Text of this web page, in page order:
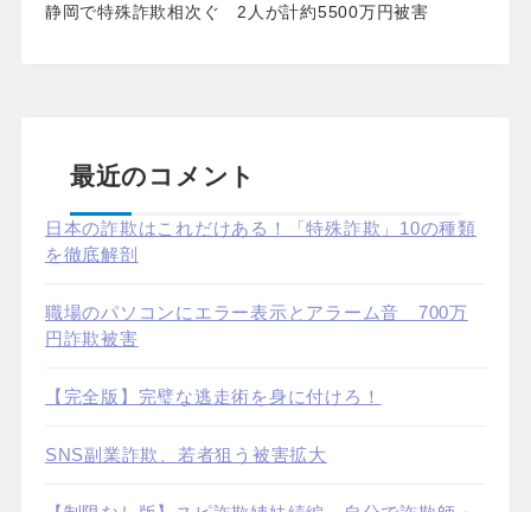
静岡で特殊詐欺相次ぐ 2人が計約5500万円被害
最近のコメント
日本の詐欺はこれだけある！「特殊詐欺」10の種類
を徹底解剖
職場のパソコンにエラー表示とアラーム音 700万
円詐欺被害
【完全版】完璧な逃走術を身に付けろ！
SNS副業詐欺、若者狙う被害拡大